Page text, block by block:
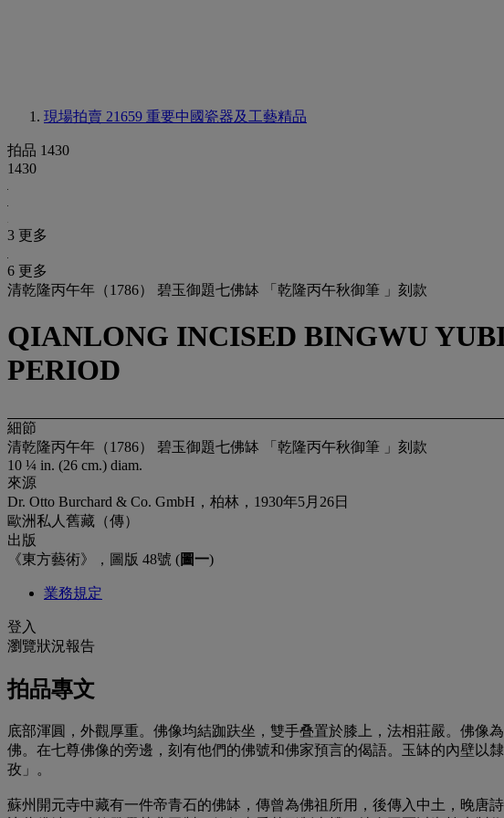
現場拍賣 21659 重要中國瓷器及工藝精品
拍品 1430
1430
3 更多
6 更多
清乾隆丙午年（1786） 碧玉御題七佛缽 「乾隆丙午秋御筆 」刻款
QIANLONG INCISED BINGWU
PERIOD
細節
清乾隆丙午年（1786） 碧玉御題七佛缽 「乾隆丙午秋御筆 」刻款
10 ¼ in. (26 cm.) diam.
來源
Dr. Otto Burchard & Co. GmbH，柏林，1930年5月26日
歐洲私人舊藏（傳）
出版
《東方藝術》，圖版 48號 (圖一)
業務規定
登入
瀏覽狀況報告
拍品專文
底部渾圓，外觀厚重。佛像均結跏趺坐，雙手叠置於膝上，法相莊嚴。佛
佛。在七尊佛像的旁邊，刻有他們的佛號和佛家預言的偈語。玉缽的內壁以
孜」。
蘇州開元寺中藏有一件帝青石的佛缽，傳曾為佛祖所用，後傳入中土，晚唐